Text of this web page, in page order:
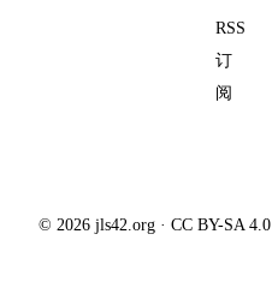
RSS
订
阅
© 2026 jls42.org · CC BY-SA 4.0